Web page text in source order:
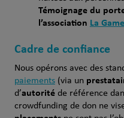
Témoignage du
l’association La
Cadre de confiance
Nous opérons avec des
paiements(via un
d’autoritéde référence
crowdfunding de don ne